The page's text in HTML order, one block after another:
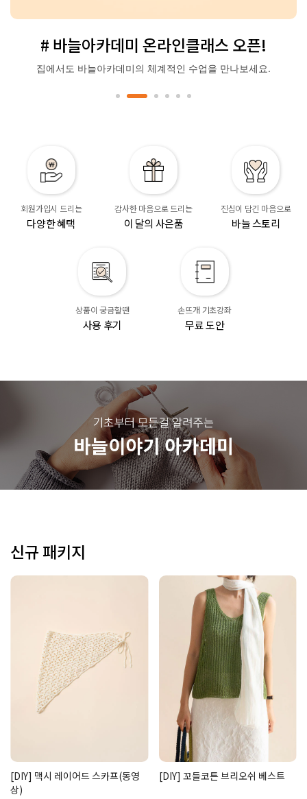
# 바늘아카데미 온라인클래스 오픈!
집에서도 바늘아카데미의 체계적인 수업을 만나보세요.
회원가입시 드리는
다양한 혜택
감사한 마음으로 드리는
이 달의 사은품
진심이 담긴 마음으로
바늘 스토리
상품이 궁금할땐
사용 후기
손뜨개 기초강좌
무료 도안
신규 패키지
[DIY] 맥시 레이어드 스카프(동영
상)
[DIY] 꼬들코튼 브리오쉬 베스트